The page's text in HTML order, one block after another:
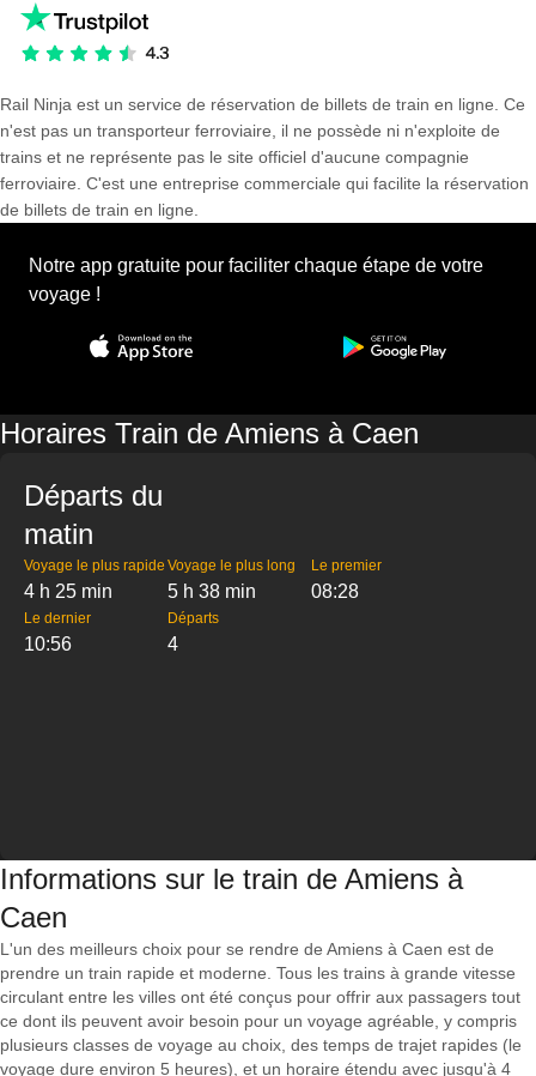
Rail Ninja est un service de réservation de billets de train en ligne. Ce
n'est pas un transporteur ferroviaire, il ne possède ni n'exploite de
trains et ne représente pas le site officiel d'aucune compagnie
ferroviaire. C'est une entreprise commerciale qui facilite la réservation
de billets de train en ligne.
Notre app gratuite pour faciliter chaque étape de votre
voyage !
Horaires Train de Amiens à Caen
Départs du
matin
Voyage le plus rapide
4 h 25 min
Voyage le plus long
5 h 38 min
Le premier
08:28
Le dernier
10:56
Départs
4
Informations sur le train de Amiens à
Caen
L'un des meilleurs choix pour se rendre de Amiens à Caen est de
prendre un train rapide et moderne. Tous les trains à grande vitesse
circulant entre les villes ont été conçus pour offrir aux passagers tout
ce dont ils peuvent avoir besoin pour un voyage agréable, y compris
plusieurs classes de voyage au choix, des temps de trajet rapides (le
voyage dure environ 5 heures), et un horaire étendu avec jusqu'à 4